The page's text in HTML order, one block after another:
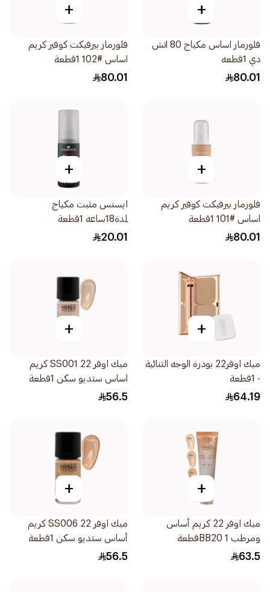
+
فلورمار اساس مكياج 80 اتش
دي 1قطعه
80.01
+
فلورمار بيرفيكت كوفير كريم
اساس #102 1قطعة
80.01
+
فلورمار بيرفيكت كوفير كريم
اساس #101 1قطعة
80.01
+
ايسنس مثبت مكياج
لمدة18ساعه 1قطعة
20.01
+
ميك اوفر22 بودرة الوجه الثنائية
- 1قطعة
64.19
+
ميك اوفر 22 SS001 كريم
اساس ستديو سكن 1قطعة
56.5
+
ميك اوفر 22 كريم أساس
ومرطب BB20 1قطعة
63.5
+
ميك اوفر 22 SS006 كريم
أساس ستديو سكن 1قطعة
56.5